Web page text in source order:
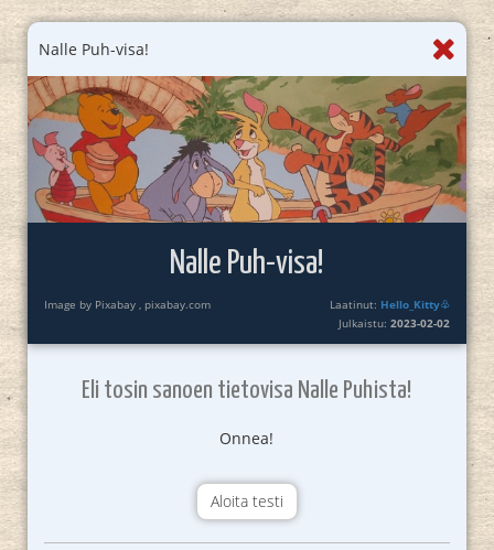
Nalle Puh-visa!
Nalle Puh-visa!
Image by Pixabay , pixabay.com Laatinut: Hello_Kitty♧
Julkaistu:2023-02-02
Eli tosin sanoen tietovisa Nalle Puhista!
Onnea!
Aloita testi